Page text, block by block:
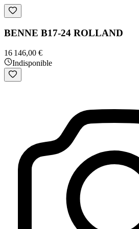
BENNE B17-24 ROLLAND
16 146,00 €
Indisponible